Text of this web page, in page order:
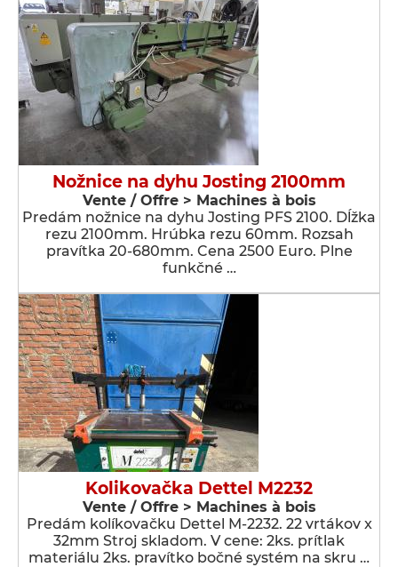
Nožnice na dyhu Josting 2100mm
Vente / Offre > Machines à bois
Predám nožnice na dyhu Josting PFS 2100. Dĺžka
rezu 2100mm. Hrúbka rezu 60mm. Rozsah
pravítka 20-680mm. Cena 2500 Euro. Plne
funkčné …
Kolikovačka Dettel M2232
Vente / Offre > Machines à bois
Predám kolíkovačku Dettel M-2232. 22 vrtákov x
32mm Stroj skladom. V cene: 2ks. prítlak
materiálu 2ks. pravítko bočné systém na skru …